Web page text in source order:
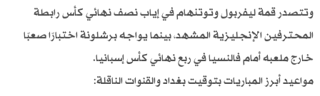
وتتصدر قمة ليفربول وتوتنهام في إياب نصف نهائي كأس رابطة
المحترفين الإنجليزية المشهد، بينما يواجه برشلونة اختبارًا صعبًا
خارج ملعبه أمام فالنسيا في ربع نهائي كأس إسبانيا.
مواعيد أبرز المباريات بتوقيت بغداد والقنوات الناقلة: